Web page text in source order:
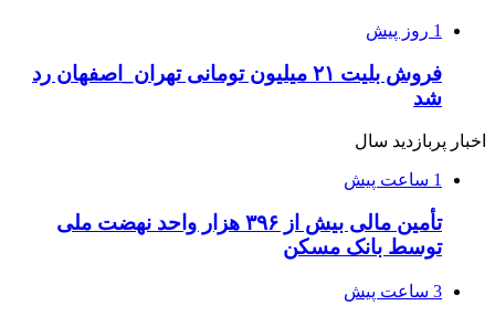
1 روز پیش
فروش بلیت ۲۱ میلیون تومانی تهران_اصفهان رد
شد
اخبار پربازدید سال
1 ساعت پیش
تأمین مالی بیش از ۳۹۶ هزار واحد نهضت ملی
توسط بانک مسکن
3 ساعت پیش